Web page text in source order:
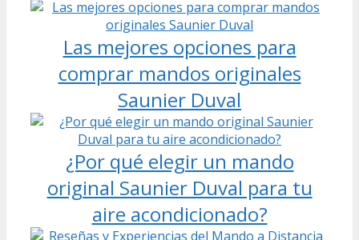
Las mejores opciones para
comprar mandos originales
Saunier Duval
¿Por qué elegir un mando
original Saunier Duval para tu
aire acondicionado?